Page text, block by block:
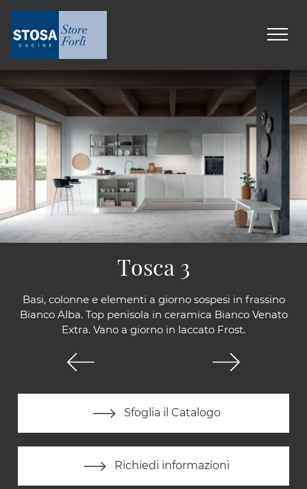
Basi, colonne e elementi a giorno sospesi in frassino
Bianco Alba. Top penisola in ceramica Bianco Venato
Extra. Vano a giorno in laccato Frost.
Sfoglia il Catalogo
Richiedi informazioni
Tosca 3